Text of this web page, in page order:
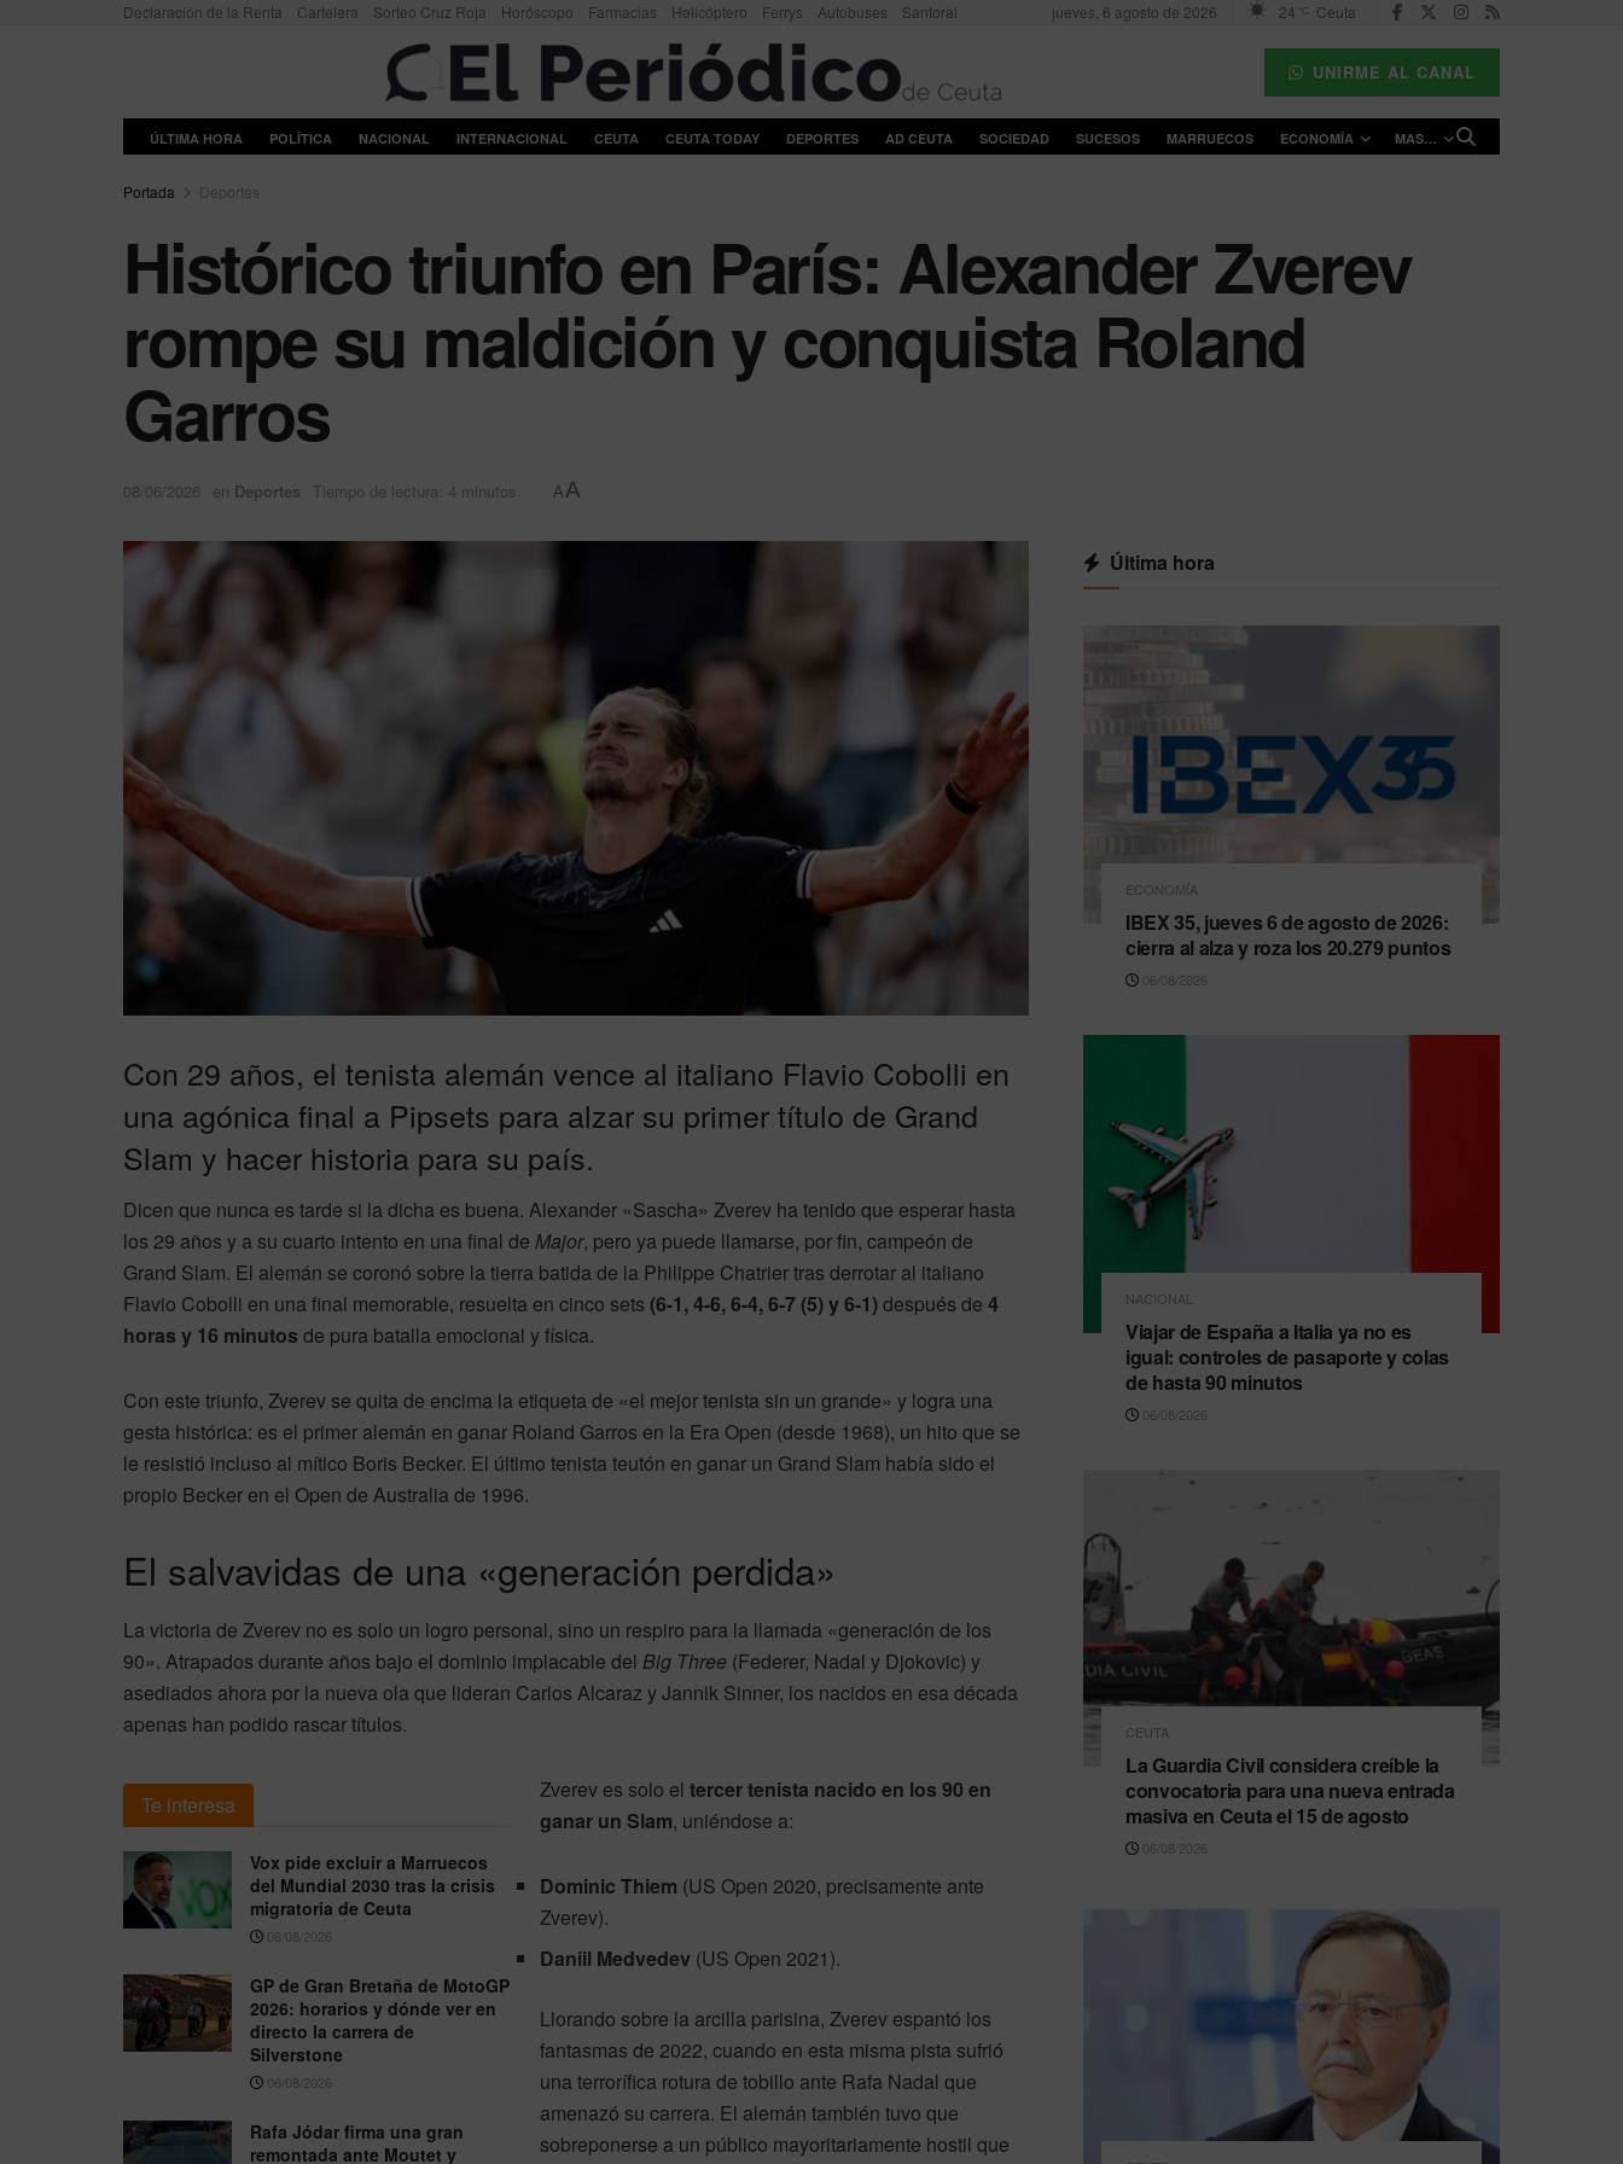
Declaración de la Renta Cartelera Sorteo Cruz Roja Horóscopo Farmacias Helicóptero Ferrys Autobuses Santoral jueves, 6 agosto de 2026 24 °C Ceuta
UNIRME AL CANAL
ÚLTIMA HORA POLÍTICA NACIONAL INTERNACIONAL CEUTA CEUTA TODAY DEPORTES AD CEUTA SOCIEDAD SUCESOS MARRUECOS ECONOMÍA MAS…
Portada Deportes
Histórico triunfo en París: Alexander Zverev
rompe su maldición y conquista Roland
Garros
08/06/2026 en Deportes Tiempo de lectura: 4 minutos AA
Con 29 años, el tenista alemán vence al italiano Flavio Cobolli en
una agónica final a Pipsets para alzar su primer título de Grand
Slam y hacer historia para su país.
Dicen que nunca es tarde si la dicha es buena. Alexander «Sascha» Zverev ha tenido que esperar hasta
los 29 años y a su cuarto intento en una final de Major, pero ya puede llamarse, por fin, campeón de
Grand Slam. El alemán se coronó sobre la tierra batida de la Philippe Chatrier tras derrotar al italiano
Flavio Cobolli en una final memorable, resuelta en cinco sets (6-1, 4-6, 6-4, 6-7 (5) y 6-1)después de 4
horas y 16 minutos de pura batalla emocional y física.
Con este triunfo, Zverev se quita de encima la etiqueta de «el mejor tenista sin un grande» y logra una
gesta histórica: es el primer alemán en ganar Roland Garros en la Era Open (desde 1968), un hito que se
le resistió incluso al mítico Boris Becker. El último tenista teutón en ganar un Grand Slam había sido el
propio Becker en el Open de Australia de 1996.
El salvavidas de una «generación perdida»
La victoria de Zverev no es solo un logro personal, sino un respiro para la llamada «generación de los
90». Atrapados durante años bajo el dominio implacable del Big Three (Federer, Nadal y Djokovic) y
asediados ahora por la nueva ola que lideran Carlos Alcaraz y Jannik Sinner, los nacidos en esa década
apenas han podido rascar títulos.
Te interesa
Vox pide excluir a Marruecos
del Mundial 2030 tras la crisis
migratoria de Ceuta
06/08/2026
GP de Gran Bretaña de MotoGP
2026: horarios y dónde ver en
directo la carrera de
Silverstone
06/08/2026
Rafa Jódar firma una gran
remontada ante Moutet y
Zverev es solo el tercer tenista nacido en los 90 en
ganar un Slam, uniéndose a:
Dominic Thiem (US Open 2020, precisamente ante
Zverev).
Daniil Medvedev (US Open 2021).
Llorando sobre la arcilla parisina, Zverev espantó los
fantasmas de 2022, cuando en esta misma pista sufrió
una terrorífica rotura de tobillo ante Rafa Nadal que
amenazó su carrera. El alemán también tuvo que
sobreponerse a un público mayoritariamente hostil que
Última hora
ECONOMÍA
IBEX 35, jueves 6 de agosto de 2026:
cierra al alza y roza los 20.279 puntos
06/08/2026
NACIONAL
Viajar de España a Italia ya no es
igual: controles de pasaporte y colas
de hasta 90 minutos
06/08/2026
CEUTA
La Guardia Civil considera creíble la
convocatoria para una nueva entrada
masiva en Ceuta el 15 de agosto
06/08/2026